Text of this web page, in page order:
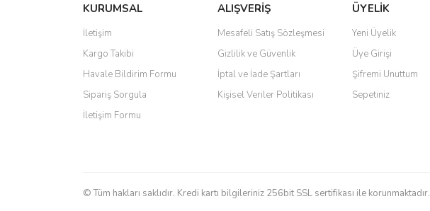
Ürün resmi kalitesiz, bozuk veya görüntülenemiyor.
Ürün açıklamasında eksik bilgiler bulunuyor.
Ürün bilgilerinde hatalar bulunuyor.
Ürün fiyatı diğer sitelerden daha pahalı.
Bu ürüne benzer farklı alternatifler olmalı.
KURUMSAL
İletişim
Kargo Takibi
Havale Bildirim Formu
Sipariş Sorgula
İletişim Formu
ALIŞVERİŞ
Mesafeli Satış Sözleşmesi
Gizlilik ve Güvenlik
İptal ve İade Şartları
Kişisel Veriler Politikası
ÜYELİK
Yeni Üyelik
Üye Girişi
Şifremi Unuttum
Sepetiniz
© Tüm hakları saklıdır. Kredi kartı bilgileriniz 256bit SSL sertifikası ile korunmaktadır.